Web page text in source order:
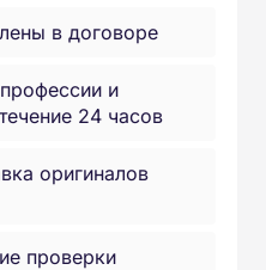
в договоре
и
24 часов
оригиналов
проверки